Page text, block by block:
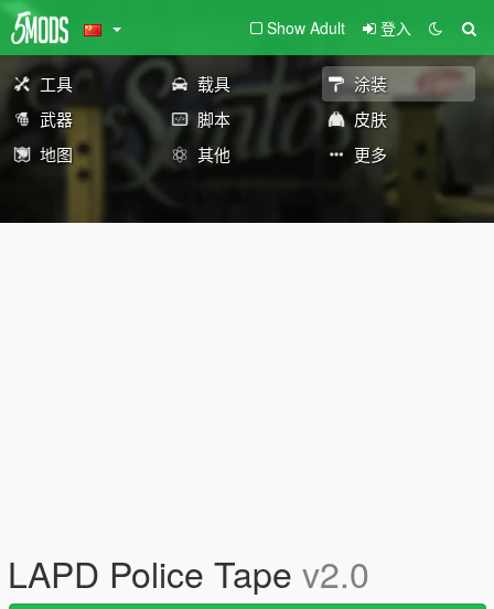
Show Adult 登入
工具 载具
涂装
武器
脚本
皮肤
地图
其他 更多
LAPD Police Tape v2.0